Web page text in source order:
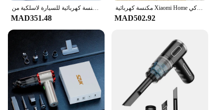
مكنسة كهربائية للسيارة لاسلكية من CENRR، مكنسة كهربائية صغيرة محمولة باليد، ماكينة تنظيف منظف السيارة بقوة شفط لاسلكية
MAD351.48
مكنسة كهربائية Xiaomi Home اللاسلكية متعددة الوظائف جديدة 5 في 1 مزيل العث التعقيم الذكي USB مكنسة كهربائية للسيارة المنزلية
MAD502.92